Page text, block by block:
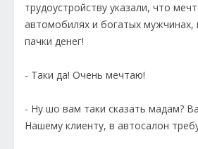
трудоустройству указали, что
автомобилях и богатых мужчинах,
пачки денег!
- Таки да! Очень мечтаю!
- Ну шо вам таки сказать мадам?
Нашему клиенту, в автосалон